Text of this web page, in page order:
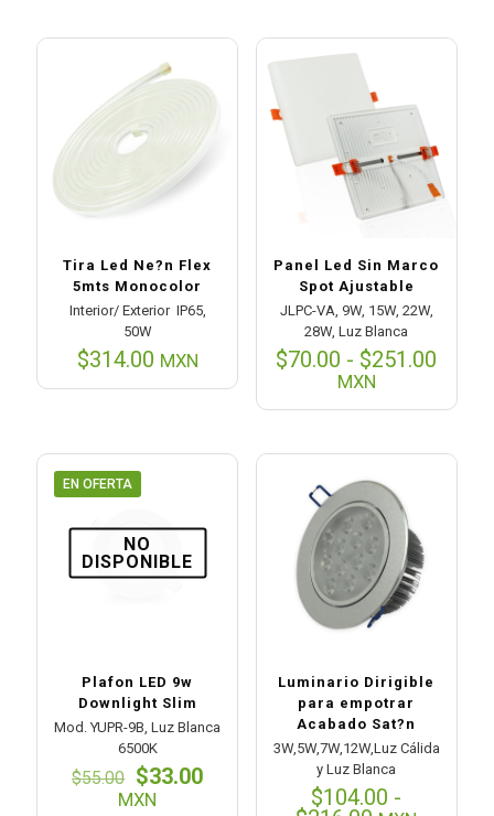
hasta
$78.00
$131.00
$290.00
Tira Led Ne?n Flex
5mts Monocolor
Interior/ Exterior IP65,
50W
$314.00 MXN
Panel Led Sin Marco
Spot Ajustable
JLPC-VA, 9W, 15W, 22W,
28W, Luz Blanca
$70.00 - $251.00
hasta
MXN
EN OFERTA
NO
DISPONIBLE
Plafon LED 9w
Downlight Slim
Mod. YUPR-9B, Luz Blanca
6500K
$55.00 El
precio
$33.00El
MXN
Luminario Dirigible
para empotrar
Acabado Sat?n
3W,5W,7W,12W,Luz Cálida
y Luz Blanca
$104.00 -